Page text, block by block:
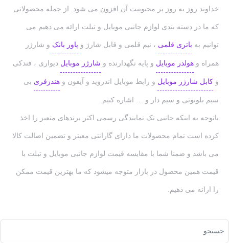
خداوند روز به روز بر محبوبیت آن افزون می شود. از جمله محصولاتی
که ما در دسته بندی لوازم جانبی موبایل و تبلت ارائه می دهیم می
توانیم به باتری قلمی ، نیم قلمی و قابل شارژ و پاور بانک و شارژر
همراه و هولدر موبایل و پایه نگهدارنده و شارژر موبایل دیواری ، فندکی
و کابل شارژر موبایل و رابط موبایل اندروید و آیفون و هندزفری بی
سیم بلوتوثی و سیم دار و … اشاره کنیم.
باتوجه به اینکه جانبی تک نمایندگی رسمی اکثر برندهای متعبر را اخذ
کرده است تمام محصولات ما دارای گارانتی معبتر و تضمین اصالت کالا
می باشد و ضمنا شما با مقایسه قیمت لوازم جانبی موبایل و تبلت با
قیمت همین محصول در بازار متوجه میشود که ما بهترین قیمت ممکن
را ارائه می دهیم.